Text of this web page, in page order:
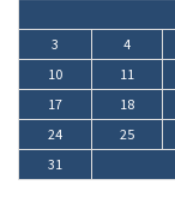
3
4
10
11
17
18
24
25
31